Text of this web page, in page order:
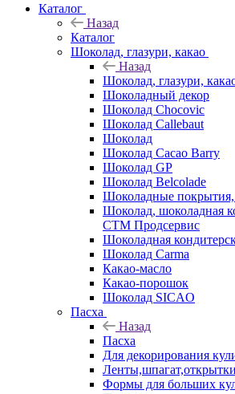
Каталог
Назад
Каталог
Шоколад, глазури, какао
Назад
Шоколад, глазури,
Шоколадный декор
Шоколад Chocovic
Шоколад Callebaut
Шоколад
Шоколад Cacao Barry
Шоколад GP
Шоколад Belcolade
Шоколадные
Шоколад, шоколадная
СТМ Продсервис
Шоколадная
Шоколад Carma
Какао-масло
Какао-порошок
Шоколад SICAO
Пасха
Назад
Пасха
Для декорирования
Ленты,шпагат,открытки
Формы для больших